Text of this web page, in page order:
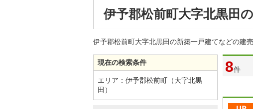
伊予郡松前町大字北黒田
伊予郡松前町大字北黒田の新築一戸建てなどの建
8件
現在の検索条件
エリア：伊予郡松前町（大字北黒
田）